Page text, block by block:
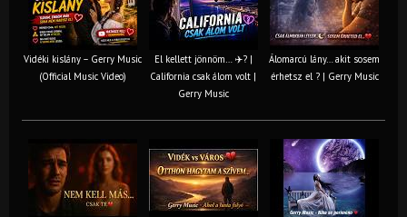
Vidéki kislány – Gerry Music
(Official Music Video)
El kellett jönnöm… ✈️? |
California csak álom volt |
Gerry Music
Álomarcú lány… akit sosem
érhetsz el ? | Gerry Music